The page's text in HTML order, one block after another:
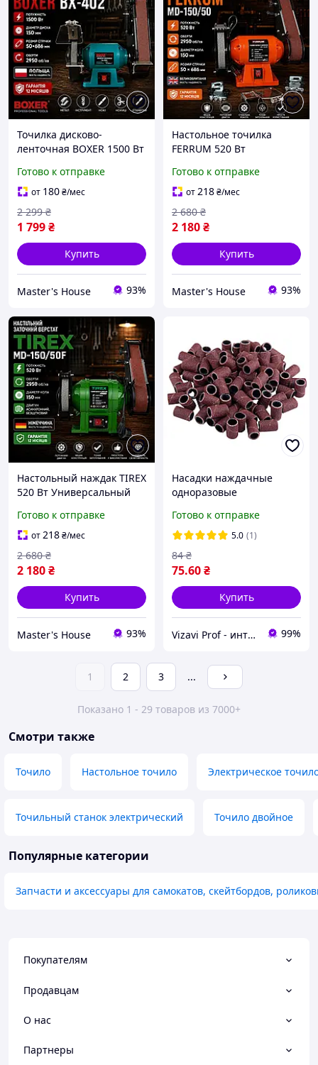
Точилка дисково-
ленточная BOXER 1500 Вт
об/мин диск 150 мм лента
50×686 мм Польша
Гарантия 12 мес
Готово к отправке
от 180₴/мес
1 799₴
2 299 ₴
Купить
Master's House 93%
Настольное точилка
FERRUM 520 Вт
затачивающий станок
2950 об/мин диск 150 мм
Наждак настольный
Гарантия 12 мес
Готово к отправке
от218₴/мес
2 180₴
2 680 ₴
Купить
Master's House 93%
Настольный наждак TIREX
520 Вт Универсальный
точильный станок 2950
об/мин диск 150 мм
Германия Гарантия 12
мес
Готово к отправке
от218₴/мес
2 180₴
2 680 ₴
Купить
Master's House 93%
Насадки наждачные
одноразовые
маникюрного фрезера
180 грит 100 шт.
Готово к отправке
5.0 (1)
75.60₴
84 ₴
Купить
Vizavi Prof - интернет-магазин профессиональной косметики 99%
1 2 3 ...
Показано 1 - 29 товаров из 7000+
Смотри также
Точило Настольное точило Электрическое
Точильный станок электрический Точило двойное
Популярные категории
Запчасти и аксессуары для самокатов, скейтбордов,
Покупателям
Продавцам
О нас
Партнеры